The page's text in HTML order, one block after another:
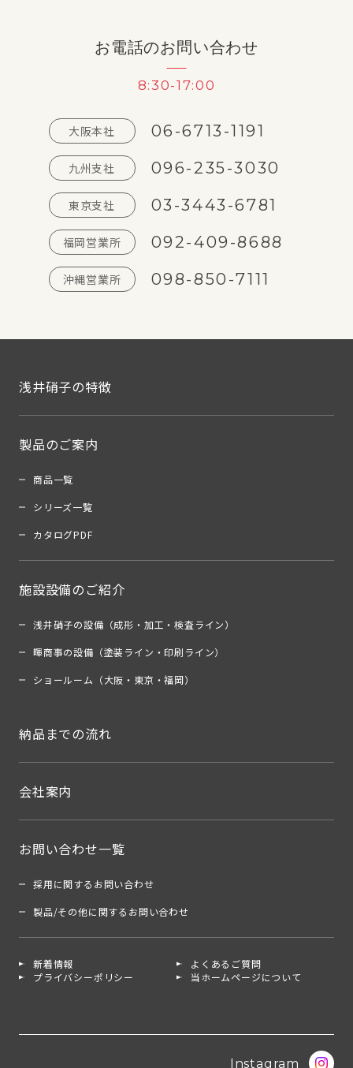
お電話のお問い合わせ
8:30-17:00
大阪本社 06-6713-1191
九州支社 096-235-3030
東京支社 03-3443-6781
福岡営業所 092-409-8688
沖縄営業所 098-850-7111
浅井硝子の特徴
製品のご案内
商品一覧
シリーズ一覧
カタログPDF
施設設備のご紹介
浅井硝子の設備（成形・加工・検査ライン）
暉商事の設備（塗装ライン・印刷ライン）
ショールーム（大阪・東京・福岡）
納品までの流れ
会社案内
お問い合わせ一覧
採用に関するお問い合わせ
製品/その他に関するお問い合わせ
新着情報
よくあるご質問
プライバシーポリシー
当ホームページについて
Instagram